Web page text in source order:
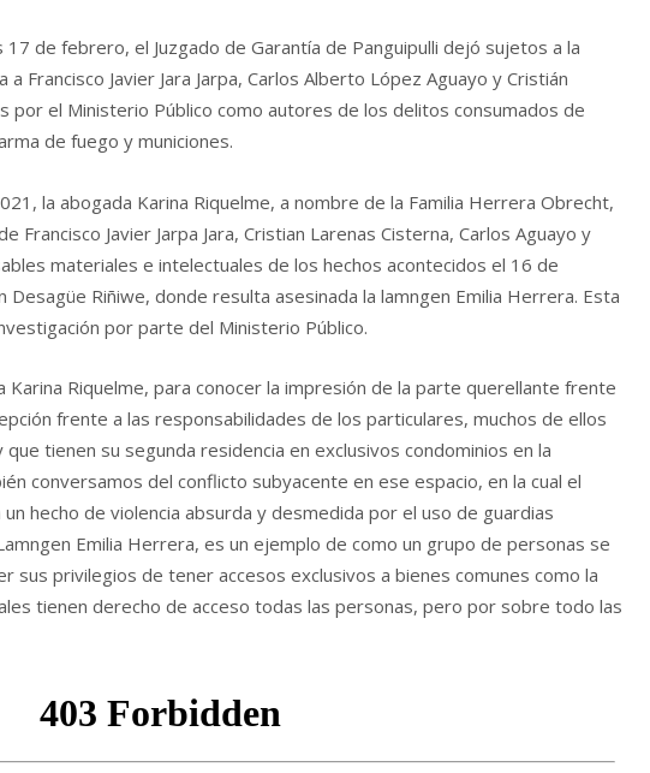
de febrero, el Juzgado de Garantía de Panguipulli dejó sujetos a la
Francisco Javier Jara Jarpa, Carlos Alberto López Aguayo y Cristián
por el Ministerio Público como autores de los delitos consumados de
de fuego y municiones.
la abogada Karina Riquelme, a nombre de la Familia Herrera Obrecht,
Francisco Javier Jarpa Jara, Cristian Larenas Cisterna, Carlos Aguayo y
materiales e intelectuales de los hechos acontecidos el 16 de
Riñiwe, donde resulta asesinada la lamngen Emilia Herrera. Esta
por parte del Ministerio Público.
Karina Riquelme, para conocer la impresión de la parte querellante frente
frente a las responsabilidades de los particulares, muchos de ellos
tienen su segunda residencia en exclusivos condominios en la
conversamos del conflicto subyacente en ese espacio, en la cual el
hecho de violencia absurda y desmedida por el uso de guardias
Emilia Herrera, es un ejemplo de como un grupo de personas se
sus privilegios de tener accesos exclusivos a bienes comunes como la
tienen derecho de acceso todas las personas, pero por sobre todo las